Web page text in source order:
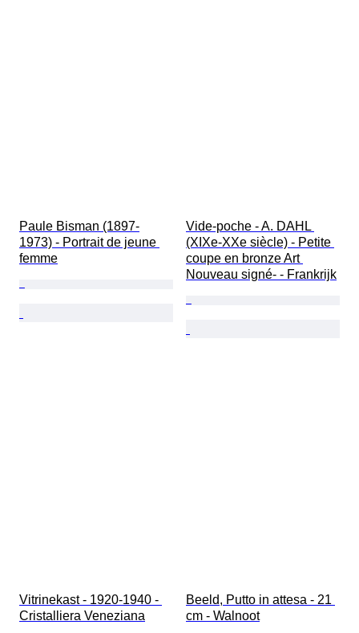
Paule Bisman (1897-
1973) - Portrait de jeune
femme
Vide-poche - A. DAHL
(XIXe-XXe siècle) - Petite
coupe en bronze Art
Nouveau signé- - Frankrijk
Vitrinekast - 1920-1940 -
Cristalliera Veneziana
Beeld, Putto in attesa - 21
cm - Walnoot